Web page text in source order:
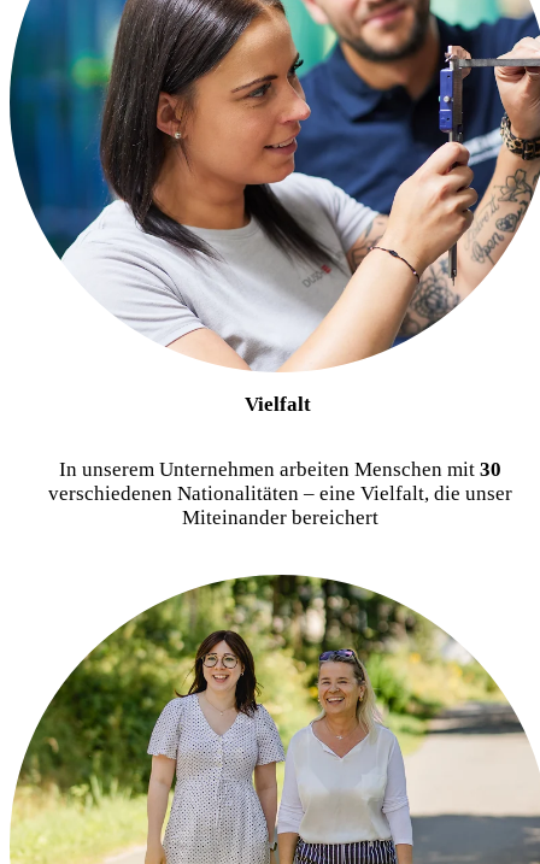
Vielfalt
In unserem Unternehmen arbeiten Menschen mit 30
verschiedenen Nationalitäten – eine Vielfalt, die unser
Miteinander bereichert